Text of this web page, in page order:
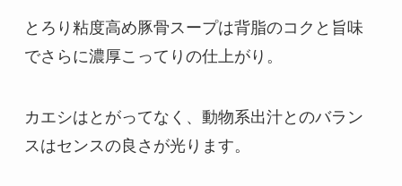
とろり粘度高め豚骨スープは背脂のコクと旨味
でさらに濃厚こってりの仕上がり。
カエシはとがってなく、動物系出汁とのバラン
スはセンスの良さが光ります。